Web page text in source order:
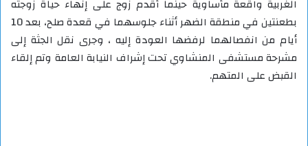
الغربية واقعة مأساوية حينما أقدم زوج على إنهاء حياة زوجته
بطعنتين في منطقة الضهر أثناء جلوسهما في قعدة صلح، بعد 10
أيام من انفصالهما لرفضها العودة إليه ، وجرى نقل الجثة إلى
مشرحة مستشفى المنشاوي تحت إشراف النيابة العامة وتم إلقاء
القبض على المتهم.